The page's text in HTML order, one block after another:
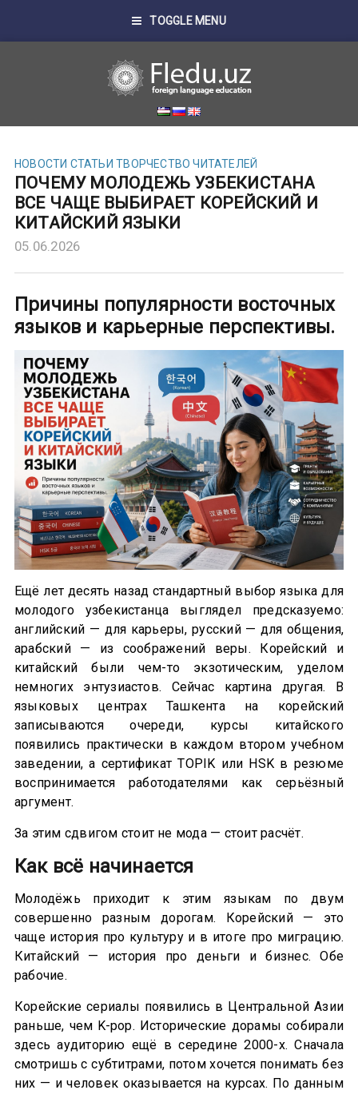
TOGGLE MENU
НОВОСТИ СТАТЬИ ТВОРЧЕСТВО ЧИТАТЕЛЕЙ
ПОЧЕМУ МОЛОДЕЖЬ УЗБЕКИСТАНА
ВСЕ ЧАЩЕ ВЫБИРАЕТ КОРЕЙСКИЙ И
КИТАЙСКИЙ ЯЗЫКИ
05.06.2026
Причины популярности восточных
языков и карьерные перспективы.
Ещё лет десять назад стандартный выбор языка для
молодого узбекистанца выглядел предсказуемо:
английский — для карьеры, русский — для общения,
арабский — из соображений веры. Корейский и
китайский были чем-то экзотическим, уделом
немногих энтузиастов. Сейчас картина другая. В
языковых центрах Ташкента на корейский
записываются очереди, курсы китайского
появились практически в каждом втором учебном
заведении, а сертификат TOPIK или HSK в резюме
воспринимается работодателями как серьёзный
аргумент.
За этим сдвигом стоит не мода — стоит расчёт.
Как всё начинается
Молодёжь приходит к этим языкам по двум
совершенно разным дорогам. Корейский — это
чаще история про культуру и в итоге про миграцию.
Китайский — история про деньги и бизнес. Обе
рабочие.
Корейские сериалы появились в Центральной Азии
раньше, чем K-pop. Исторические дорамы собирали
здесь аудиторию ещё в середине 2000-х. Сначала
смотришь с субтитрами, потом хочется понимать без
них — и человек оказывается на курсах. По данным